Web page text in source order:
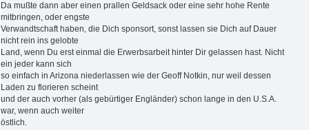
Da mußte dann aber einen prallen Geldsack oder eine sehr hohe Rente
mitbringen, oder engste
Verwandtschaft haben, die Dich sponsort, sonst lassen sie Dich auf Dauer
nicht rein ins gelobte
Land, wenn Du erst einmal die Erwerbsarbeit hinter Dir gelassen hast. Nicht
ein jeder kann sich
so einfach in Arizona niederlassen wie der Geoff Notkin, nur weil dessen
Laden zu florieren scheint
und der auch vorher (als gebürtiger Engländer) schon lange in den U.S.A.
war, wenn auch weiter
östlich.